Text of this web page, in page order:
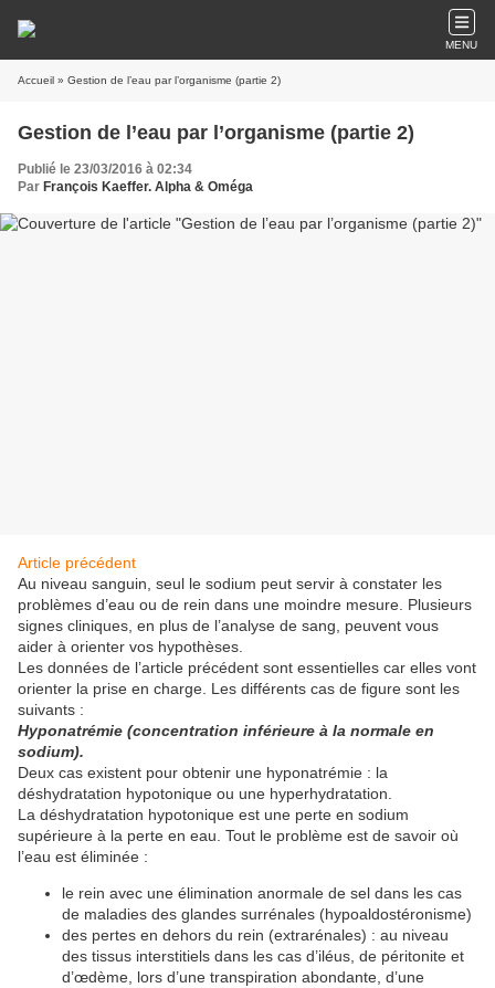
MENU
Accueil » Gestion de l’eau par l’organisme (partie 2)
Gestion de l’eau par l’organisme (partie 2)
Publié le 23/03/2016 à 02:34
Par François Kaeffer. Alpha & Oméga
Article précédent
Au niveau sanguin, seul le sodium peut servir à constater les
problèmes d’eau ou de rein dans une moindre mesure. Plusieurs
signes cliniques, en plus de l’analyse de sang, peuvent vous
aider à orienter vos hypothèses.
Les données de l’article précédent sont essentielles car elles vont
orienter la prise en charge. Les différents cas de figure sont les
suivants :
Hyponatrémie (concentration inférieure à la normale en
sodium).
Deux cas existent pour obtenir une hyponatrémie : la
déshydratation hypotonique ou une hyperhydratation.
La déshydratation hypotonique est une perte en sodium
supérieure à la perte en eau. Tout le problème est de savoir où
l’eau est éliminée :
le rein avec une élimination anormale de sel dans les cas
de maladies des glandes surrénales (hypoaldostéronisme)
des pertes en dehors du rein (extrarénales) : au niveau
des tissus interstitiels dans les cas d’iléus, de péritonite et
d’œdème, lors d’une transpiration abondante, d’une